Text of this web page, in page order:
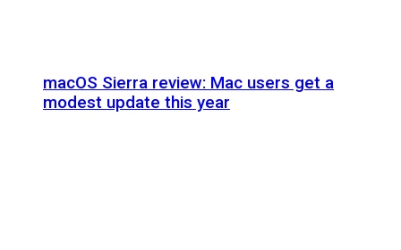
macOS Sierra review: Mac users get a
modest update this year